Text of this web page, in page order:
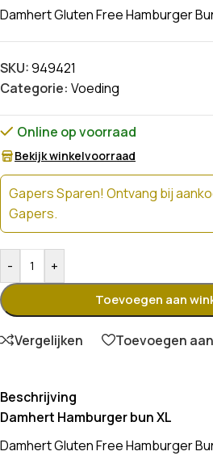
Damhert Gluten Free Hamburger
SKU:949421
Categorie: Voeding
Online op voorraad
Bekijk winkelvoorraad
Gapers Sparen! Ontvang bij
Gapers.
- +
Toevoegen aan
Vergelijken Toevoegen
Beschrijving
Damhert Hamburger bun XL
Damhert Gluten Free Hamburger